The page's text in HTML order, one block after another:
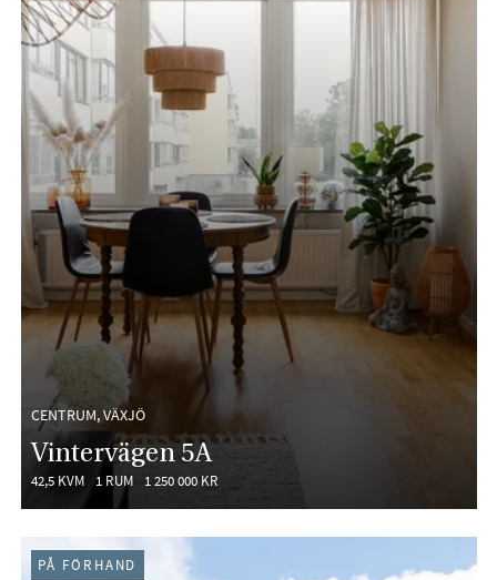
CENTRUM, VÄXJÖ
Vintervägen 5A
42,5 KVM 1 RUM 1 250 000 KR
PÅ FÖRHAND